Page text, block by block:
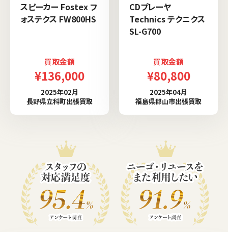
スピーカー Fostex フ
ォステクス FW800HS
買取金額
¥136,000
2025年02月
長野県立科町出張買取
CDプレーヤ
Technics テクニクス
SL-G700
買取金額
¥80,800
2025年04月
福島県郡山市出張買取